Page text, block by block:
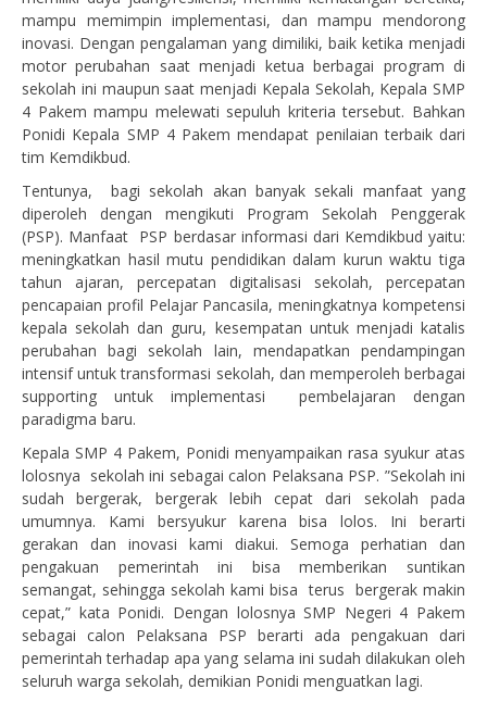
mampu memimpin implementasi, dan mampu mendorong
inovasi. Dengan pengalaman yang dimiliki, baik ketika menjadi
motor perubahan saat menjadi ketua berbagai program di
sekolah ini maupun saat menjadi Kepala Sekolah, Kepala SMP
4 Pakem mampu melewati sepuluh kriteria tersebut. Bahkan
Ponidi Kepala SMP 4 Pakem mendapat penilaian terbaik dari
tim Kemdikbud.
Tentunya, bagi sekolah akan banyak sekali manfaat yang
diperoleh dengan mengikuti Program Sekolah Penggerak
(PSP). Manfaat PSP berdasar informasi dari Kemdikbud yaitu:
meningkatkan hasil mutu pendidikan dalam kurun waktu tiga
tahun ajaran, percepatan digitalisasi sekolah, percepatan
pencapaian profil Pelajar Pancasila, meningkatnya kompetensi
kepala sekolah dan guru, kesempatan untuk menjadi katalis
perubahan bagi sekolah lain, mendapatkan pendampingan
intensif untuk transformasi sekolah, dan memperoleh berbagai
supporting untuk implementasi pembelajaran dengan
paradigma baru.
Kepala SMP 4 Pakem, Ponidi menyampaikan rasa syukur atas
lolosnya sekolah ini sebagai calon Pelaksana PSP. ”Sekolah ini
sudah bergerak, bergerak lebih cepat dari sekolah pada
umumnya. Kami bersyukur karena bisa lolos. Ini berarti
gerakan dan inovasi kami diakui. Semoga perhatian dan
pengakuan pemerintah ini bisa memberikan suntikan
semangat, sehingga sekolah kami bisa terus bergerak makin
cepat,” kata Ponidi. Dengan lolosnya SMP Negeri 4 Pakem
sebagai calon Pelaksana PSP berarti ada pengakuan dari
pemerintah terhadap apa yang selama ini sudah dilakukan oleh
seluruh warga sekolah, demikian Ponidi menguatkan lagi.